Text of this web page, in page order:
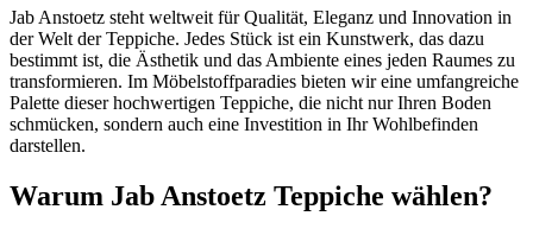
Jab Anstoetz steht weltweit für Qualität, Eleganz und Innovation in
der Welt der Teppiche. Jedes Stück ist ein Kunstwerk, das dazu
bestimmt ist, die Ästhetik und das Ambiente eines jeden Raumes zu
transformieren. Im Möbelstoffparadies bieten wir eine umfangreiche
Palette dieser hochwertigen Teppiche, die nicht nur Ihren Boden
schmücken, sondern auch eine Investition in Ihr Wohlbefinden
darstellen.
Warum Jab Anstoetz Teppiche wählen?